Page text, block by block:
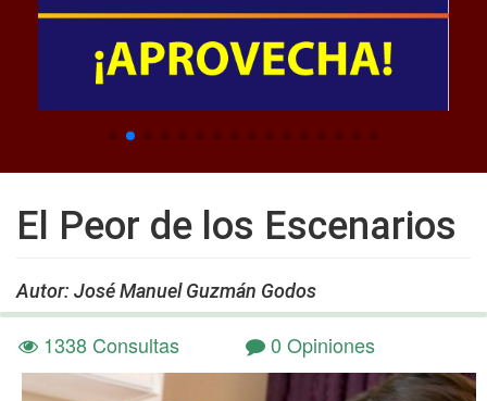
El Peor de los Escenarios
Autor: José Manuel Guzmán Godos
1338 Consultas 0 Opiniones